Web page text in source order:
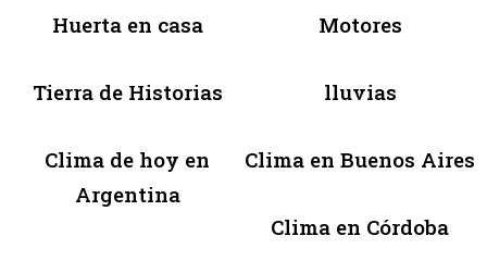
Huerta en casa Motores
Tierra de Historias lluvias
Clima de hoy en
Argentina
Clima en Buenos Aires
Clima en Córdoba